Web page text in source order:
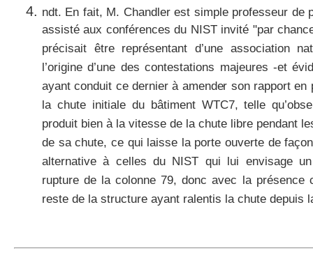
ndt. En fait, M. Chandler est simple professeur de
assisté aux conférences du NIST invité "par
précisait être représentant d’une association
l’origine d’une des contestations majeures -et
ayant conduit ce dernier à amender son rapport en
la chute initiale du bâtiment WTC7, telle
produit bien à la vitesse de la chute libre pendant
de sa chute, ce qui laisse la porte ouverte de
alternative à celles du NIST qui lui envisage
rupture de la colonne 79, donc avec la présence
reste de la structure ayant ralentis la chute depuis